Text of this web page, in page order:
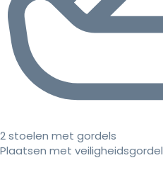
2 stoelen met gordels
Plaatsen met veiligheidsgordel